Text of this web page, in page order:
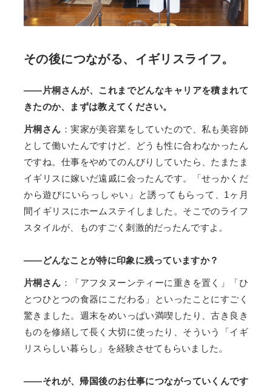
その後につながる、イギリスライフ。
――片桐さんが、これまでどんなキャリアを積まれて
きたのか、まずは教えてください。
片桐さん ：実家が美容業をしていたので、私も美容師
として働いたんですけど、どうも性に合わなかったん
ですね。仕事をやめてのんびりしていたら、たまたま
イギリスに嫁いだ遠戚に会ったんです。「せっかくだ
から遊びにいらっしゃい」と誘ってもらって、1ヶ月
間イギリスにホームステイしました。そこでのライフ
スタイルが、ものすごく刺激的だったんですよ。
――どんなことが特に印象に残っていますか？
片桐さん ：「アフタヌーンティーに重きを置く」「ひ
とつひとつの食器にこだわる」といったことにすごく
驚きました。週末をめいっぱい満喫したり、古き良き
ものを修繕して長く大切に使ったり、そういう「イギ
リスらしい暮らし」を経験させてもらいました。
――それが、帰国後のお仕事につながっていくんです